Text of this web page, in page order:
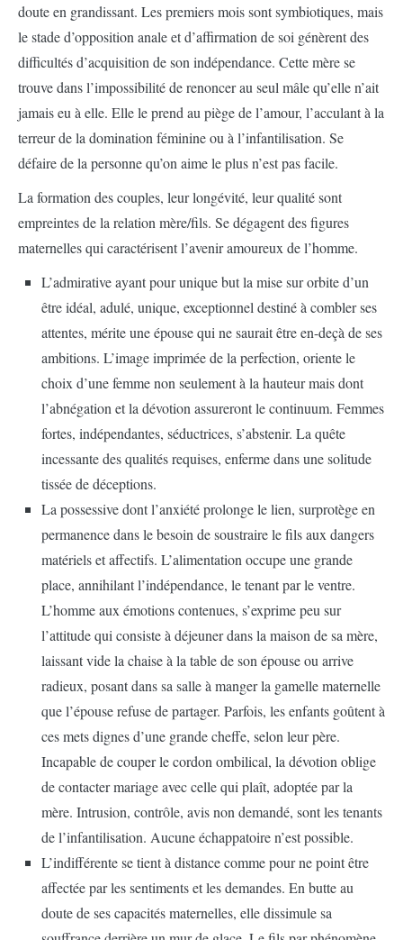
doute en grandissant. Les premiers mois sont symbiotiques, mais
le stade d’opposition anale et d’affirmation de soi génèrent des
difficultés d’acquisition de son indépendance. Cette mère se
trouve dans l’impossibilité de renoncer au seul mâle qu’elle n’ait
jamais eu à elle. Elle le prend au piège de l’amour, l’acculant à la
terreur de la domination féminine ou à l’infantilisation. Se
défaire de la personne qu’on aime le plus n’est pas facile.
La formation des couples, leur longévité, leur qualité sont
empreintes de la relation mère/fils. Se dégagent des figures
maternelles qui caractérisent l’avenir amoureux de l’homme.
L’admirative ayant pour unique but la mise sur orbite d’un
être idéal, adulé, unique, exceptionnel destiné à combler ses
attentes, mérite une épouse qui ne saurait être en-deçà de ses
ambitions. L’image imprimée de la perfection, oriente le
choix d’une femme non seulement à la hauteur mais dont
l’abnégation et la dévotion assureront le continuum. Femmes
fortes, indépendantes, séductrices, s’abstenir. La quête
incessante des qualités requises, enferme dans une solitude
tissée de déceptions.
La possessive dont l’anxiété prolonge le lien, surprotège en
permanence dans le besoin de soustraire le fils aux dangers
matériels et affectifs. L’alimentation occupe une grande
place, annihilant l’indépendance, le tenant par le ventre.
L’homme aux émotions contenues, s’exprime peu sur
l’attitude qui consiste à déjeuner dans la maison de sa mère,
laissant vide la chaise à la table de son épouse ou arrive
radieux, posant dans sa salle à manger la gamelle maternelle
que l’épouse refuse de partager. Parfois, les enfants goûtent à
ces mets dignes d’une grande cheffe, selon leur père.
Incapable de couper le cordon ombilical, la dévotion oblige
de contacter mariage avec celle qui plaît, adoptée par la
mère. Intrusion, contrôle, avis non demandé, sont les tenants
de l’infantilisation. Aucune échappatoire n’est possible.
L’indifférente se tient à distance comme pour ne point être
affectée par les sentiments et les demandes. En butte au
doute de ses capacités maternelles, elle dissimule sa